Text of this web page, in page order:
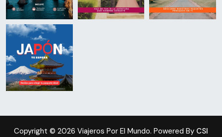
Copyright © 2026 Viajeros Por El Mundo. Powered By CSI